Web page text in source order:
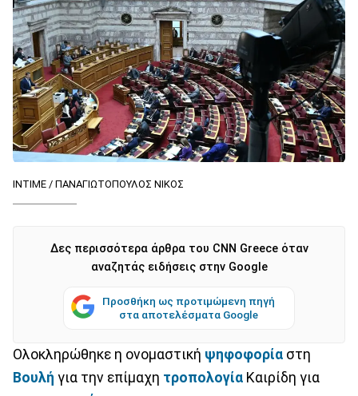
ΙΝΤΙΜΕ / ΠΑΝΑΓΙΩΤΟΠΟΥΛΟΣ ΝΙΚΟΣ
Δες περισσότερα άρθρα του CNN Greece όταν
αναζητάς ειδήσεις στην Google
Προσθήκη ως προτιμώμενη πηγή
στα αποτελέσματα Google
Ολοκληρώθηκε η ονομαστική ψηφοφορία στη
Βουλή για την επίμαχη τροπολογία Καιρίδη για